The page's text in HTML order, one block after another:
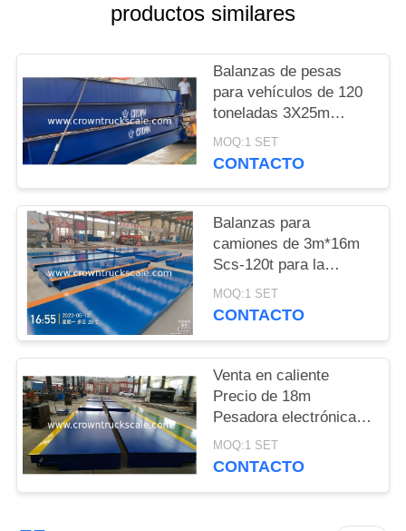
MAPA
DEL
SITIO
PRIVACY
POLICY
productos similares
Balanzas de pesas
para vehículos de 120
toneladas 3X25m
Balanza de pesas para
camiones
MOQ:1 SET
CONTACTO
Balanzas para
camiones de 3m*16m
Scs-120t para la
pesaje de vehículos
MOQ:1 SET
CONTACTO
Venta en caliente
Precio de 18m
Pesadora electrónica
Balanza 30t 50t 60t 70t
80t 100t
MOQ:1 SET
CONTACTO